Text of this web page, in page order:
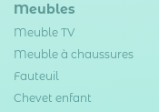
Meubles
Meuble TV
Meuble à chaussures
Fauteuil
Chevet enfant